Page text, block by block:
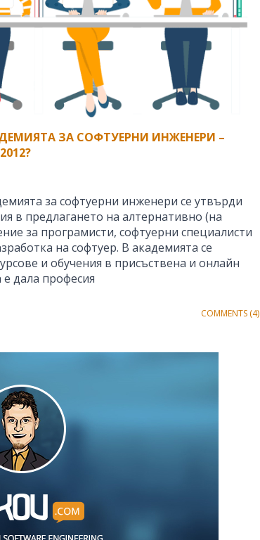
ЗА СОФТУЕРНИ ИНЖЕНЕРИ –
за софтуерни инженери се утвърди
в предлагането на алтернативно (на
за програмисти, софтуерни специалисти
на софтуер. В академията се
и обучения в присъствена и онлайн
дала професия
COMMENTS (4)